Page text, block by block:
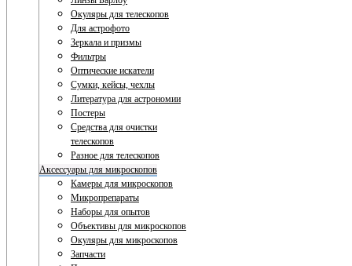
Окуляры для телескопов
Для астрофото
Зеркала и призмы
Фильтры
Оптические искатели
Сумки, кейсы, чехлы
Литература для астрономии
Постеры
Средства для очистки
телескопов
Разное для телескопов
Аксессуары для микроскопов
Камеры для микроскопов
Микропрепараты
Наборы для опытов
Объективы для микроскопов
Окуляры для микроскопов
Запчасти